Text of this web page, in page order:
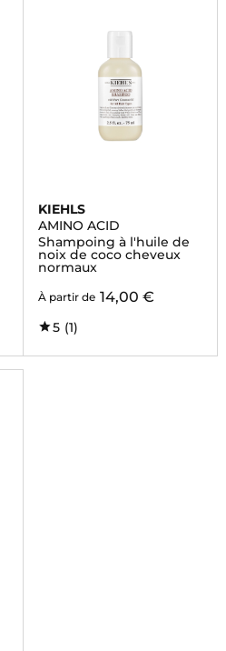
KIEHLS
AMINO ACID
Shampoing à l'huile de
noix de coco cheveux
normaux
À partir de 14,00 €
5 (1)